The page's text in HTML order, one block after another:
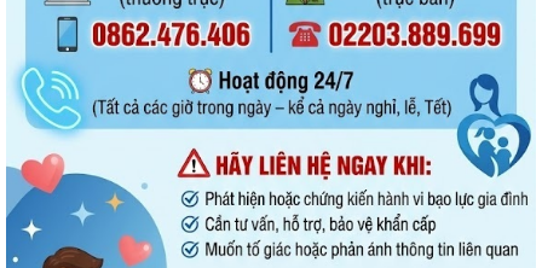
Đại Sơn trao 51 suất quà tặng nạn nhân chất độc da cam có hoàn
cảnh khó khăn
Doanh nghiệp kinh doanh lữ hành cần thực hiện đúng quy định về ký
quỹ theo pháp luật
QUYẾT ĐỊNH Về việc phân công Người phát ngôn và cung cấp thông tin
cho báo chí của Ủy ban nhân dân...